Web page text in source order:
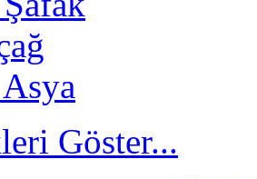
Göster...